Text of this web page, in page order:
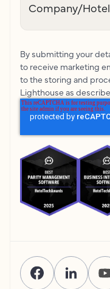
Company/
By submitting your
to receive marketing
to the storing and
Lighthouse as